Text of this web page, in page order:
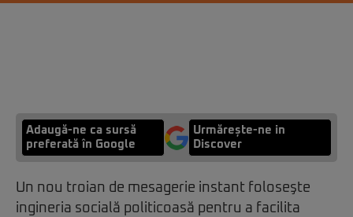
Adaugă-ne ca sursă
preferată în Google
Urmărește-ne in
Discover
Un nou troian de mesagerie instant foloseşte
ingineria socială politicoasă pentru a facilita